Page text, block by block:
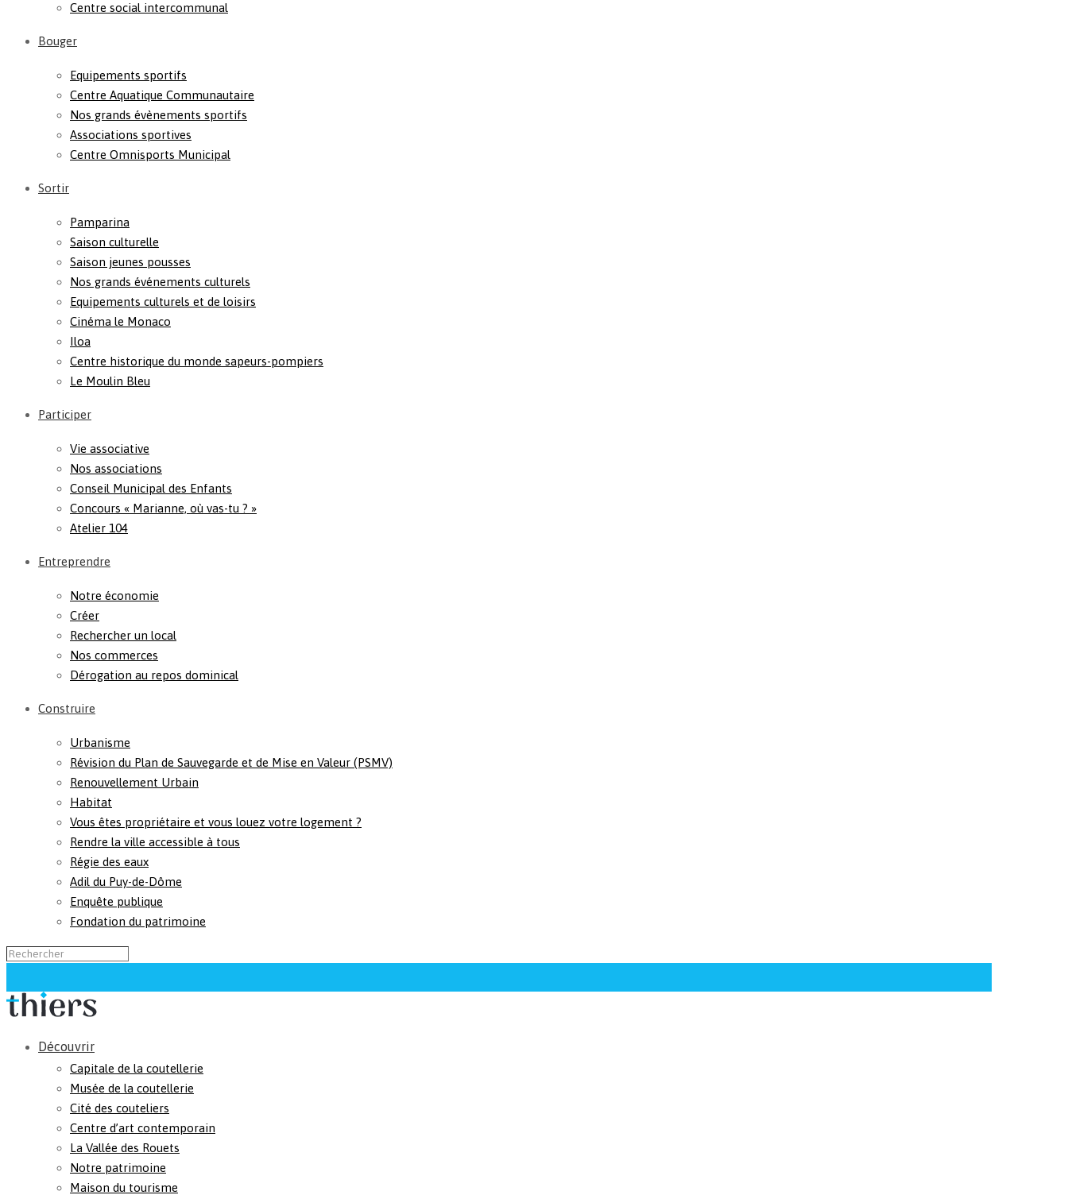
Centre social intercommunal
Bouger
Equipements sportifs
Centre Aquatique Communautaire
Nos grands évènements sportifs
Associations sportives
Centre Omnisports Municipal
Sortir
Pamparina
Saison culturelle
Saison jeunes pousses
Nos grands événements culturels
Equipements culturels et de loisirs
Cinéma le Monaco
Iloa
Centre historique du monde sapeurs-pompiers
Le Moulin Bleu
Participer
Vie associative
Nos associations
Conseil Municipal des Enfants
Concours « Marianne, où vas-tu ? »
Atelier 104
Entreprendre
Notre économie
Créer
Rechercher un local
Nos commerces
Dérogation au repos dominical
Construire
Urbanisme
Révision du Plan de Sauvegarde et de Mise en Valeur (PSMV)
Renouvellement Urbain
Habitat
Vous êtes propriétaire et vous louez votre logement ?
Rendre la ville accessible à tous
Régie des eaux
Adil du Puy-de-Dôme
Enquête publique
Fondation du patrimoine
Découvrir
Capitale de la coutellerie
Musée de la coutellerie
Cité des couteliers
Centre d’art contemporain
La Vallée des Rouets
Notre patrimoine
Maison du tourisme